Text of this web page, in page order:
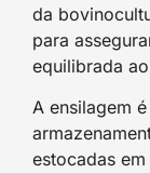
da
para
equilibrada
A ensilagem
estocadas